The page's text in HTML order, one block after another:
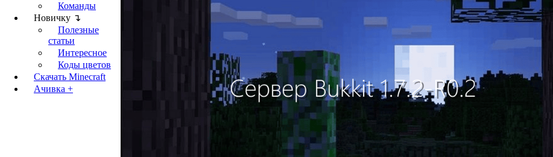
Команды
Новичку ↴
Полезные
статьи
Интересное
Коды цветов
Скачать Minecraft
Ачивка +